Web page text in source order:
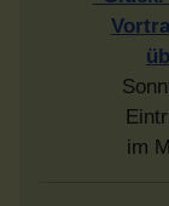
im